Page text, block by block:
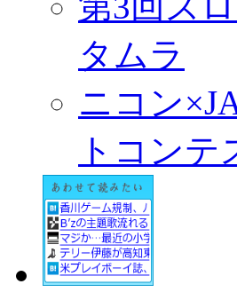
タムラ
ニコン
トコンテ